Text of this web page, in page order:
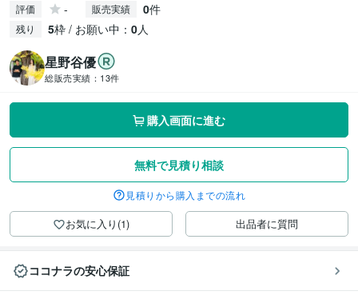
評価 - 販売実績 0件
残り 5枠 / お願い中： 0人
星野谷優
総販売実績： 13件
購入画面に進む
無料で見積り相談
見積りから購入までの流れ
お気に入り(1) 出品者に質問
ココナラの安心保証